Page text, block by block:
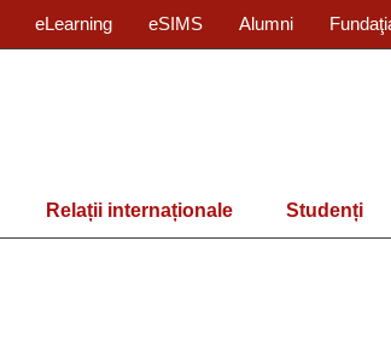
eLearning eSIMS Alumni
Relații internaționale Studenți